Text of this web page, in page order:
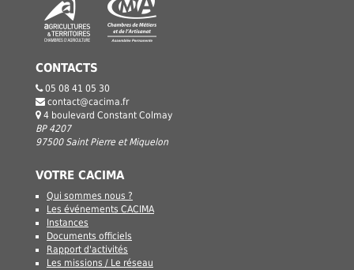
CONTACTS
05 08 41 05 30
contact@cacima.fr
4 boulevard Constant Colmay
BP 4207
97500 Saint Pierre et Miquelon
VOTRE CACIMA
Qui sommes nous ?
Les événements CACIMA
Instances
Documents officiels
Rapport d'activités
Les missions / Le réseau